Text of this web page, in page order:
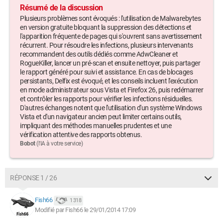
Résumé de la discussion
Plusieurs problèmes sont évoqués : l'utilisation de Malwarebytes
en version gratuite bloquant la suppression des détections et
l'apparition fréquente de pages qui s'ouvrent sans avertissement
récurrent. Pour résoudre les infections, plusieurs intervenants
recommandent des outils dédiés comme AdwCleaner et
RogueKiller, lancer un pré-scan et ensuite nettoyer, puis partager
le rapport généré pour suivi et assistance. En cas de blocages
persistants, Delfix est évoqué, et les conseils incluent l'exécution
en mode administrateur sous Vista et Firefox 26, puis redémarrer
et contrôler les rapports pour vérifier les infections résiduelles.
D'autres échanges notent que l'utilisation d'un système Windows
Vista et d'un navigateur ancien peut limiter certains outils,
impliquant des méthodes manuelles prudentes et une
vérification attentive des rapports obtenus.
Bobot(l'IA à votre service)
RÉPONSE 1 / 26
Fish66 1 318
Modifié par Fish66 le 29/01/2014 17:09